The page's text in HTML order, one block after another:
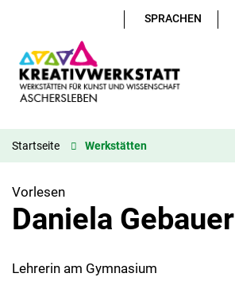
SPRACHEN
Startseite Werkstätten
Vorlesen
Daniela Gebauer
Lehrerin am Gymnasium